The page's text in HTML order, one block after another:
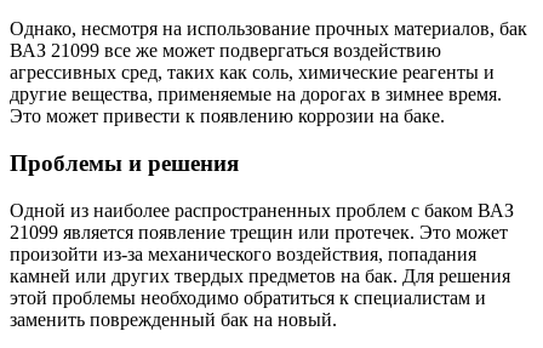
Однако, несмотря на использование прочных материалов, бак
ВАЗ 21099 все же может подвергаться воздействию
агрессивных сред, таких как соль, химические реагенты и
другие вещества, применяемые на дорогах в зимнее время.
Это может привести к появлению коррозии на баке.
Проблемы и решения
Одной из наиболее распространенных проблем с баком ВАЗ
21099 является появление трещин или протечек. Это может
произойти из-за механического воздействия, попадания
камней или других твердых предметов на бак. Для решения
этой проблемы необходимо обратиться к специалистам и
заменить поврежденный бак на новый.